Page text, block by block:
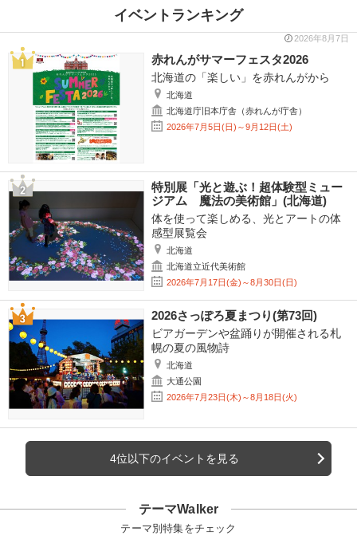
イベントランキング
2026年8月7日
赤れんがサマーフェスタ2026
北海道の「楽しい」を赤れんがから
北海道
北海道庁旧本庁舎（赤れんが庁舎）
2026年7月5日(日)～9月12日(土)
特別展「光と遊ぶ！超体験型ミュー
ジアム 魔法の美術館」(北海道)
体を使って楽しめる、光とアートの体
感型展覧会
北海道
北海道立近代美術館
2026年7月17日(金)～8月30日(日)
2026さっぽろ夏まつり(第73回)
ビアガーデンや盆踊りが開催される札
幌の夏の風物詩
北海道
大通公園
2026年7月23日(木)～8月18日(火)
4位以下のイベントを見る
テーマWalker
テーマ別特集をチェック